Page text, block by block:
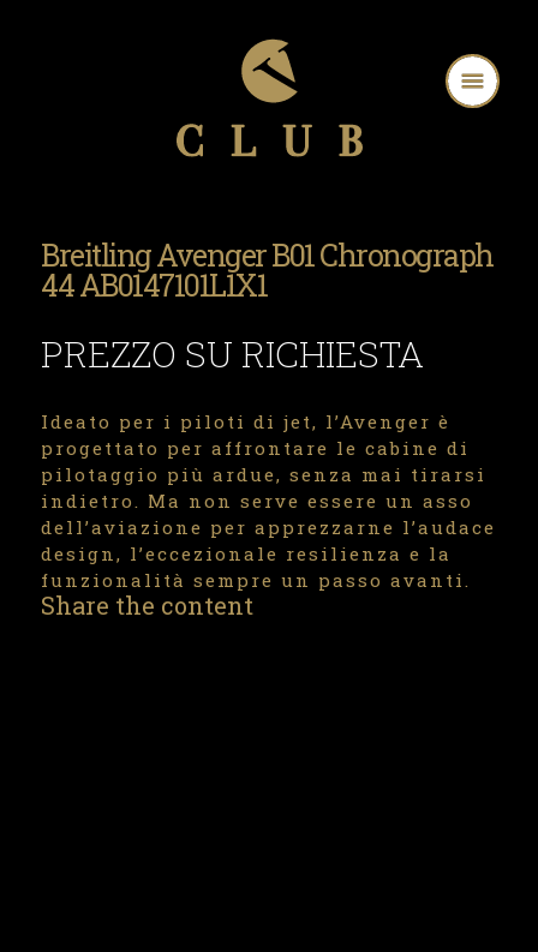
Breitling Avenger B01 Chronograph
44 AB0147101L1X1
PREZZO SU RICHIESTA
Ideato per i piloti di jet, l’Avenger è
progettato per affrontare le cabine di
pilotaggio più ardue, senza mai tirarsi
indietro. Ma non serve essere un asso
dell’aviazione per apprezzarne l’audace
design, l’eccezionale resilienza e la
funzionalità sempre un passo avanti.
Share the content